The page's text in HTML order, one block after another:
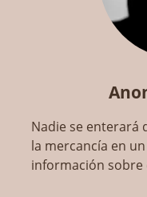
Nadie se enterará
la mercancía en
información